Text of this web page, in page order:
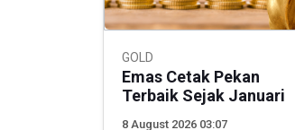
GOLD
Emas Cetak Pekan
Terbaik Sejak Januari
8 August 2026 03:07